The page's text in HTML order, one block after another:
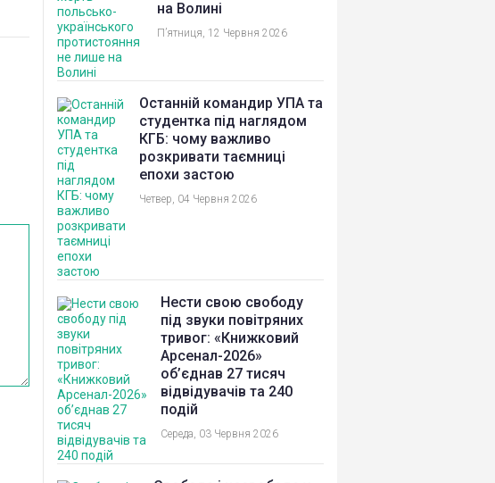
на Волині
П’ятниця, 12 Червня 2026
Останній командир УПА та
студентка під наглядом
КГБ: чому важливо
розкривати таємниці
епохи застою
Четвер, 04 Червня 2026
Нести свою свободу
під звуки повітряних
тривог: «Книжковий
Арсенал-2026»
об’єднав 27 тисяч
відвідувачів та 240
подій
Середа, 03 Червня 2026